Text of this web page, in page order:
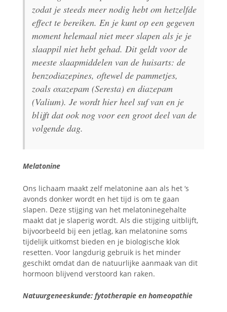
zodat je steeds meer nodig hebt om hetzelfde
effect te bereiken. En je kunt op een gegeven
moment helemaal niet meer slapen als je je
slaappil niet hebt gehad. Dit geldt voor de
meeste slaapmiddelen van de huisarts: de
benzodiazepines, oftewel de pammetjes,
zoals oxazepam (Seresta) en diazepam
(Valium). Je wordt hier heel suf van en je
blijft dat ook nog voor een groot deel van de
volgende dag.
Melatonine
Ons lichaam maakt zelf melatonine aan als het ‘s
avonds donker wordt en het tijd is om te gaan
slapen. Deze stijging van het melatoninegehalte
maakt dat je slaperig wordt. Als die stijging uitblijft,
bijvoorbeeld bij een jetlag, kan melatonine soms
tijdelijk uitkomst bieden en je biologische klok
resetten. Voor langdurig gebruik is het minder
geschikt omdat dan de natuurlijke aanmaak van dit
hormoon blijvend verstoord kan raken.
Natuurgeneeskunde: fytotherapie en homeopathie